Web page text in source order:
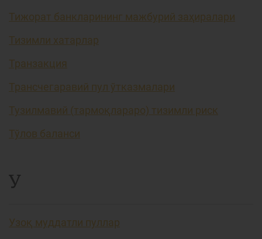
Тижорат банкларининг мажбурий заҳиралари
Тизимли хатарлар
Транзакция
Трансчегаравий пул ўтказмалари
Тузилмавий (тармоқлараро) тизимли риск
Тўлов баланси
У
Узоқ муддатли пуллар